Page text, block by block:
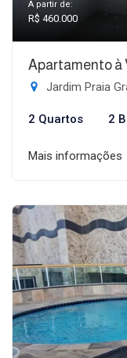
A partir de:
R$ 460.000
Apartamento à
Jardim Praia
2 Quartos 2
Mais informações